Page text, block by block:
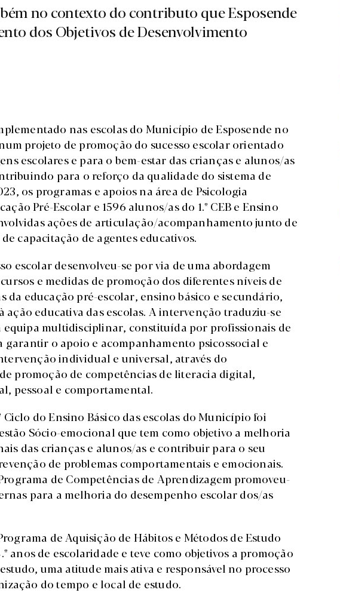
no contexto do contributo que Esposende
dos Objetivos de Desenvolvimento
nas escolas do Município de Esposende no
projeto de promoção do sucesso escolar orientado
escolares e para o bem-estar das crianças e alunos/as
para o reforço da qualidade do sistema de
os programas e apoios na área de Psicologia
Pré-Escolar e 1596 alunos/as do 1.º CEB e Ensino
ações de articulação/acompanhamento junto de
capacitação de agentes educativos.
escolar desenvolveu-se por via de uma abordagem
e medidas de promoção dos diferentes níveis de
da educação pré-escolar, ensino básico e secundário,
educativa das escolas. A intervenção traduziu-se
multidisciplinar, constituída por profissionais de
garantir o apoio e acompanhamento psicossocial e
individual e universal, através do
promoção de competências de literacia digital,
pessoal e comportamental.
Ciclo do Ensino Básico das escolas do Município foi
Sócio-emocional que tem como objetivo a melhoria
das crianças e alunos/as e contribuir para o seu
de problemas comportamentais e emocionais.
de Competências de Aprendizagem promoveu-
para a melhoria do desempenho escolar dos/as
de Aquisição de Hábitos e Métodos de Estudo
anos de escolaridade e teve como objetivos a promoção
uma atitude mais ativa e responsável no processo
do tempo e local de estudo.